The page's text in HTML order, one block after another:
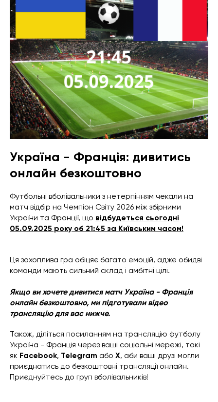
Україна - Франція: дивитись
онлайн безкоштовно
Футбольні вболівальники з нетерпінням чекали на
матч відбір на Чемпіон Світу 2026 між збірними
України та Франції, що відбудеться сьогодні
05.09.2025 року об 21:45 за Київським часом!
Ця захоплива гра обіцяє багато емоцій, адже обидві
команди мають сильний склад і амбітні цілі.
Якщо ви хочете дивитися матч Україна - Франція
онлайн безкоштовно, ми підготували відео
трансляцію для вас нижче.
Також, діліться посиланням на трансляцію футболу
Україна - Франція через ваші соціальні мережі, такі
як Facebook, Telegram або X, аби ваші друзі могли
приєднатись до безкоштовні трансляції онлайн.
Приєднуйтесь до груп вболівальників!